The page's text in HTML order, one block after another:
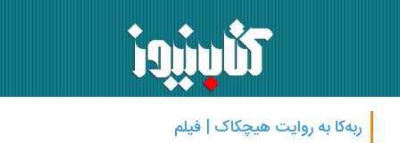
ربه‌کا به روایت هیچکاک | فیلم